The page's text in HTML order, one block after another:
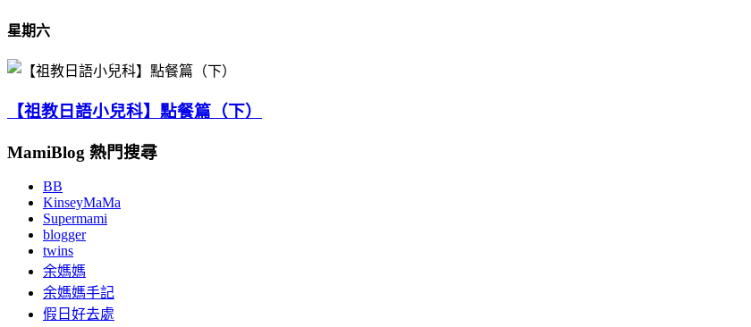
星期六
【祖教日語小兒科】點餐篇（下）
MamiBlog 熱門搜尋
BB
KinseyMaMa
Supermami
blogger
twins
余媽媽
余媽媽手記
假日好去處